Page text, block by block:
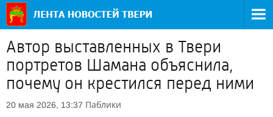
Автор выставленных в Твери
портретов Шамана объяснила,
почему он крестился перед ними
20 мая 2026, 13:37 Паблики